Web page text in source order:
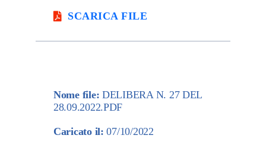
SCARICA FILE
Nome file: DELIBERA N. 27 DEL
28.09.2022.PDF
Caricato il: 07/10/2022